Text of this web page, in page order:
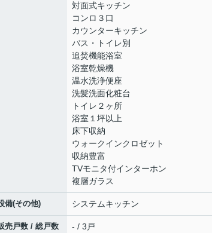
対面式キッチン
コンロ３口
カウンターキッチン
バス・トイレ別
追焚機能浴室
浴室乾燥機
温水洗浄便座
洗髪洗面化粧台
トイレ２ヶ所
浴室１坪以上
床下収納
ウォークインクロゼット
収納豊富
TVモニタ付インターホン
複層ガラス
備(その他) システムキッチン
売戸数 / 総戸数 - / 3戸